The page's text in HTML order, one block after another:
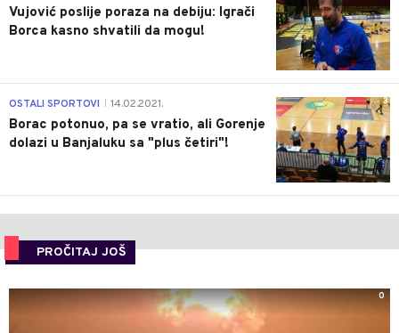
Vujović poslije poraza na debiju: Igrači
Borca kasno shvatili da mogu!
3
OSTALI SPORTOVI 14.02.2021.
Borac potonuo, pa se vratio, ali Gorenje
dolazi u Banjaluku sa "plus četiri"!
PROČITAJ JOŠ
0